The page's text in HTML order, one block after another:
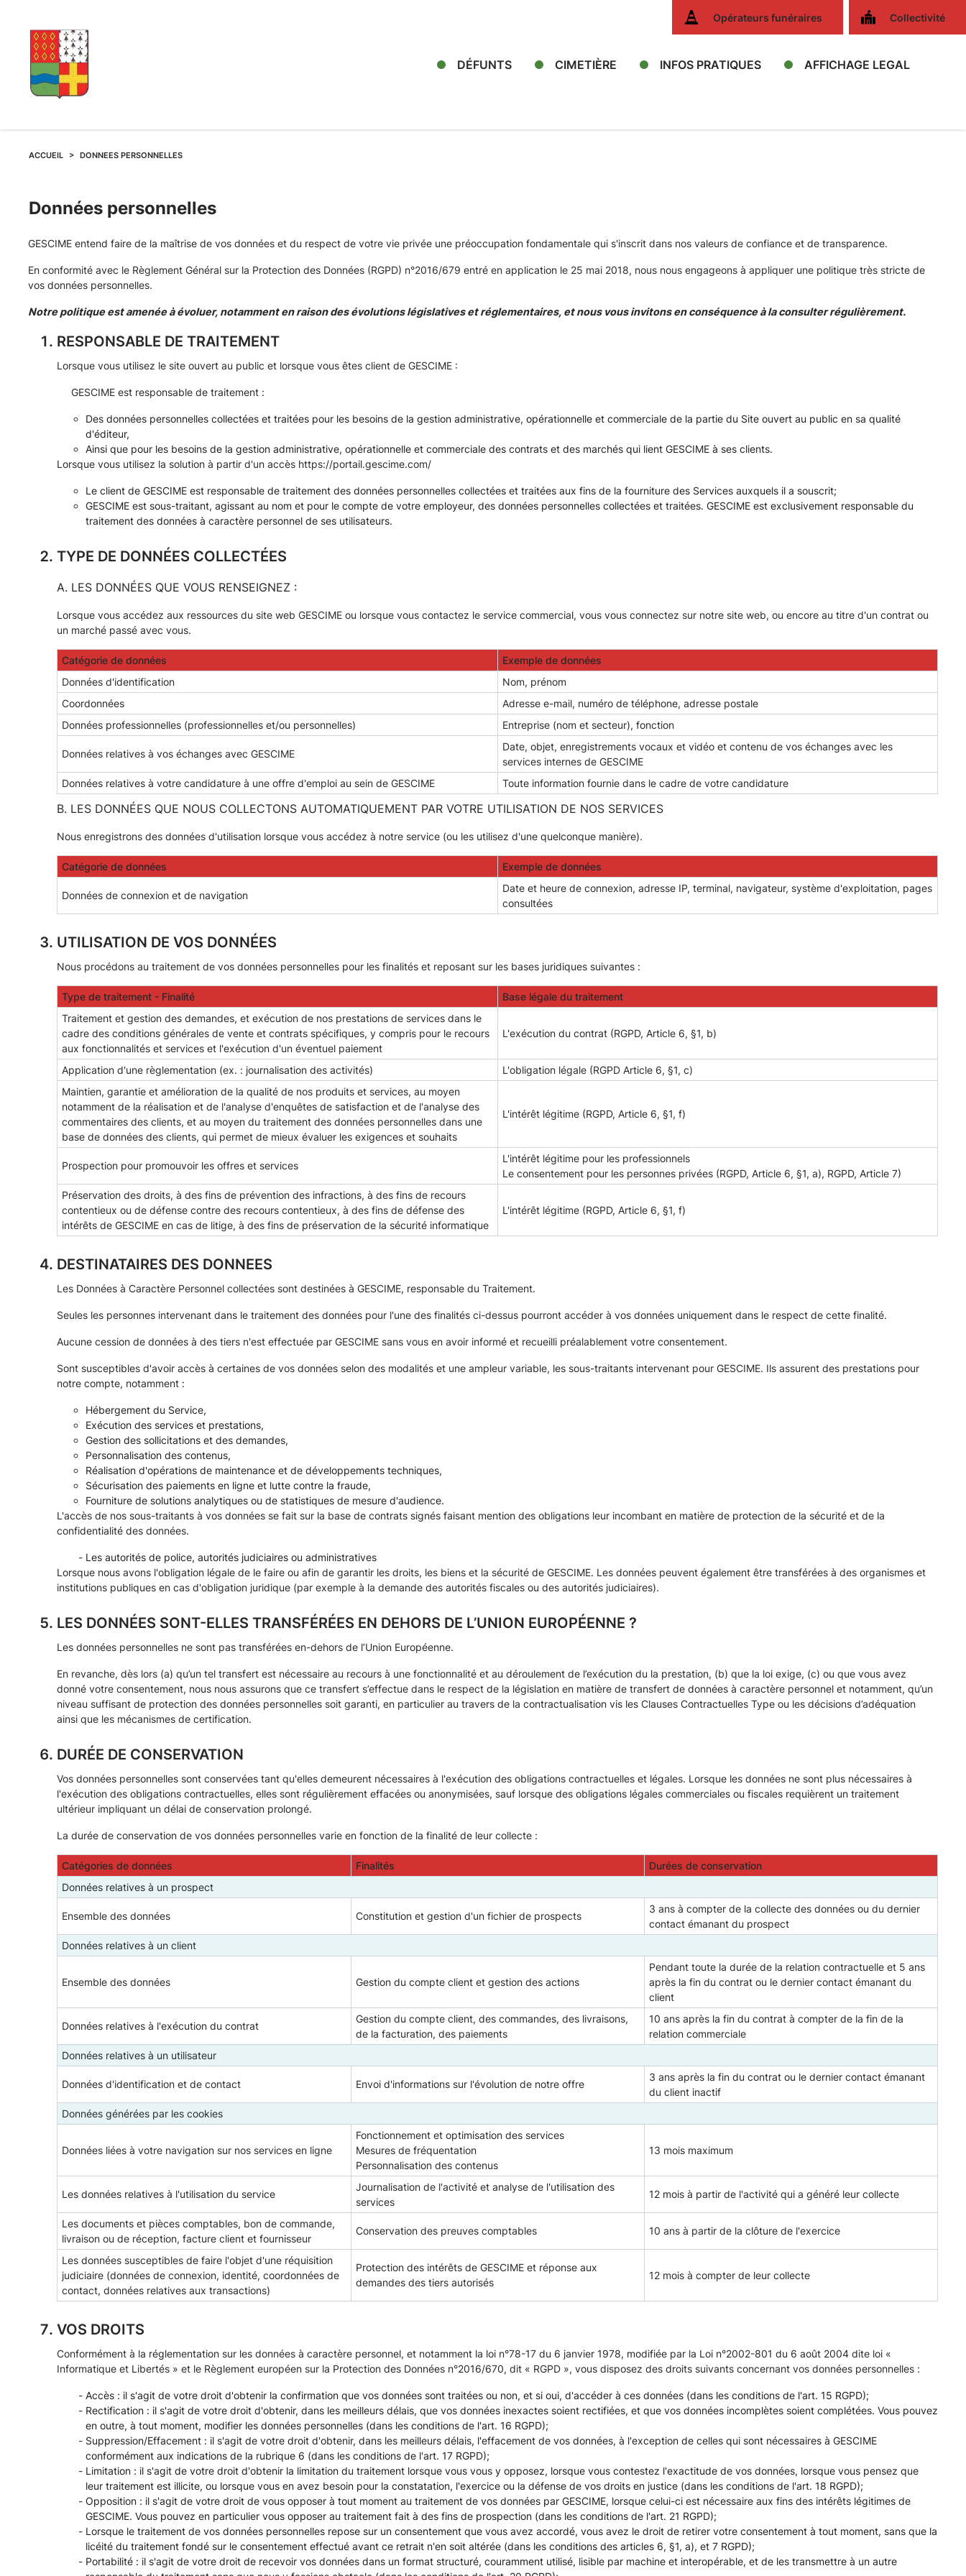
Opérateurs funéraires Collectivité
DÉFUNTS CIMETIÈRE INFOS PRATIQUES AFFICHAGE LEGAL
ACCUEIL DONNEES PERSONNELLES
Données personnelles
GESCIME entend faire de la maîtrise de vos données et du respect de votre vie privée une préoccupation fondamentale qui s'inscrit dans nos valeurs de confiance et de transparence.
En conformité avec le Règlement Général sur la Protection des Données (RGPD) n°2016/679 entré en application le 25 mai 2018, nous nous engageons à appliquer une politique très stricte de
vos données personnelles.
Notre politique est amenée à évoluer, notamment en raison des évolutions législatives et réglementaires, et nous vous invitons en conséquence à la consulter régulièrement.
RESPONSABLE DE TRAITEMENT
Lorsque vous utilisez le site ouvert au public et lorsque vous êtes client de GESCIME :
GESCIME est responsable de traitement :
Des données personnelles collectées et traitées pour les besoins de la gestion administrative, opérationnelle et commerciale de la partie du Site ouvert au public en sa qualité
d'éditeur,
Ainsi que pour les besoins de la gestion administrative, opérationnelle et commerciale des contrats et des marchés qui lient GESCIME à ses clients.
Lorsque vous utilisez la solution à partir d'un accès https://portail.gescime.com/
Le client de GESCIME est responsable de traitement des données personnelles collectées et traitées aux fins de la fourniture des Services auxquels il a souscrit;
GESCIME est sous-traitant, agissant au nom et pour le compte de votre employeur, des données personnelles collectées et traitées. GESCIME est exclusivement responsable du
traitement des données à caractère personnel de ses utilisateurs.
TYPE DE DONNÉES COLLECTÉES
A. LES DONNÉES QUE VOUS RENSEIGNEZ :
Lorsque vous accédez aux ressources du site web GESCIME ou lorsque vous contactez le service commercial, vous vous connectez sur notre site web, ou encore au titre d'un contrat ou
un marché passé avec vous.
Catégorie de données
Exemple de données
Données d'identification
Nom, prénom
Coordonnées
Adresse e-mail, numéro de téléphone, adresse postale
Données professionnelles (professionnelles et/ou personnelles)
Entreprise (nom et secteur), fonction
Données relatives à vos échanges avec GESCIME
Date, objet, enregistrements vocaux et vidéo et contenu de vos échanges avec les
services internes de GESCIME
Données relatives à votre candidature à une offre d'emploi au sein de GESCIME
Toute information fournie dans le cadre de votre candidature
B. LES DONNÉES QUE NOUS COLLECTONS AUTOMATIQUEMENT PAR VOTRE UTILISATION DE NOS SERVICES
Nous enregistrons des données d'utilisation lorsque vous accédez à notre service (ou les utilisez d'une quelconque manière).
Catégorie de données Exemple de données
Données de connexion et de navigation
Date et heure de connexion, adresse IP, terminal, navigateur, système d'exploitation, pages
consultées
UTILISATION DE VOS DONNÉES
Nous procédons au traitement de vos données personnelles pour les finalités et reposant sur les bases juridiques suivantes :
Type de traitement - Finalité
Base légale du traitement
Traitement et gestion des demandes, et exécution de nos prestations de services dans le
cadre des conditions générales de vente et contrats spécifiques, y compris pour le recours
aux fonctionnalités et services et l'exécution d'un éventuel paiement
L'exécution du contrat (RGPD, Article 6, §1, b)
Application d'une règlementation (ex. : journalisation des activités)
L'obligation légale (RGPD Article 6, §1, c)
Maintien, garantie et amélioration de la qualité de nos produits et services, au moyen
notamment de la réalisation et de l'analyse d'enquêtes de satisfaction et de l'analyse des
commentaires des clients, et au moyen du traitement des données personnelles dans une
base de données des clients, qui permet de mieux évaluer les exigences et souhaits
L'intérêt légitime (RGPD, Article 6, §1, f)
Prospection pour promouvoir les offres et services
L'intérêt légitime pour les professionnels
Le consentement pour les personnes privées (RGPD, Article 6, §1, a), RGPD, Article 7)
Préservation des droits, à des fins de prévention des infractions, à des fins de recours
contentieux ou de défense contre des recours contentieux, à des fins de défense des
intérêts de GESCIME en cas de litige, à des fins de préservation de la sécurité informatique
L'intérêt légitime (RGPD, Article 6, §1, f)
DESTINATAIRES DES DONNEES
Les Données à Caractère Personnel collectées sont destinées à GESCIME, responsable du Traitement.
Seules les personnes intervenant dans le traitement des données pour l'une des finalités ci-dessus pourront accéder à vos données uniquement dans le respect de cette finalité.
Aucune cession de données à des tiers n'est effectuée par GESCIME sans vous en avoir informé et recueilli préalablement votre consentement.
Sont susceptibles d'avoir accès à certaines de vos données selon des modalités et une ampleur variable, les sous-traitants intervenant pour GESCIME. Ils assurent des prestations pour
notre compte, notamment :
Hébergement du Service,
Exécution des services et prestations,
Gestion des sollicitations et des demandes,
Personnalisation des contenus,
Réalisation d'opérations de maintenance et de développements techniques,
Sécurisation des paiements en ligne et lutte contre la fraude,
Fourniture de solutions analytiques ou de statistiques de mesure d'audience.
L'accès de nos sous-traitants à vos données se fait sur la base de contrats signés faisant mention des obligations leur incombant en matière de protection de la sécurité et de la
confidentialité des données.
Les autorités de police, autorités judiciaires ou administratives
Lorsque nous avons l'obligation légale de le faire ou afin de garantir les droits, les biens et la sécurité de GESCIME. Les données peuvent également être transférées à des organismes et
institutions publiques en cas d'obligation juridique (par exemple à la demande des autorités fiscales ou des autorités judiciaires).
LES DONNÉES SONT-ELLES TRANSFÉRÉES EN DEHORS DE L’UNION EUROPÉENNE ?
Les données personnelles ne sont pas transférées en-dehors de l’Union Européenne.
En revanche, dès lors (a) qu’un tel transfert est nécessaire au recours à une fonctionnalité et au déroulement de l’exécution du la prestation, (b) que la loi exige, (c) ou que vous avez
donné votre consentement, nous nous assurons que ce transfert s’effectue dans le respect de la législation en matière de transfert de données à caractère personnel et notamment, qu’un
niveau suffisant de protection des données personnelles soit garanti, en particulier au travers de la contractualisation vis les Clauses Contractuelles Type ou les décisions d’adéquation
ainsi que les mécanismes de certification.
DURÉE DE CONSERVATION
Vos données personnelles sont conservées tant qu'elles demeurent nécessaires à l'exécution des obligations contractuelles et légales. Lorsque les données ne sont plus nécessaires à
l'exécution des obligations contractuelles, elles sont régulièrement effacées ou anonymisées, sauf lorsque des obligations légales commerciales ou fiscales requièrent un traitement
ultérieur impliquant un délai de conservation prolongé.
La durée de conservation de vos données personnelles varie en fonction de la finalité de leur collecte :
Catégories de données Finalités
Durées de conservation
Données relatives à un prospect
Ensemble des données Constitution et gestion d'un fichier de prospects
3 ans à compter de la collecte des données ou du dernier
contact émanant du prospect
Données relatives à un client
Ensemble des données Gestion du compte client et gestion des actions
Pendant toute la durée de la relation contractuelle et 5 ans
après la fin du contrat ou le dernier contact émanant du
client
Données relatives à l'exécution du contrat
Gestion du compte client, des commandes, des livraisons,
de la facturation, des paiements
10 ans après la fin du contrat à compter de la fin de la
relation commerciale
Données relatives à un utilisateur
Données d'identification et de contact Envoi d'informations sur l'évolution de notre offre
3 ans après la fin du contrat ou le dernier contact émanant
du client inactif
Données générées par les cookies
Données liées à votre navigation sur nos services en ligne
Fonctionnement et optimisation des services
Mesures de fréquentation
Personnalisation des contenus
13 mois maximum
Les données relatives à l'utilisation du service
Journalisation de l'activité et analyse de l'utilisation des
services
12 mois à partir de l'activité qui a généré leur collecte
Les documents et pièces comptables, bon de commande,
livraison ou de réception, facture client et fournisseur
Conservation des preuves comptables 10 ans à partir de la clôture de l'exercice
Les données susceptibles de faire l'objet d'une réquisition
judiciaire (données de connexion, identité, coordonnées de
contact, données relatives aux transactions)
Protection des intérêts de GESCIME et réponse aux
demandes des tiers autorisés
12 mois à compter de leur collecte
VOS DROITS
Conformément à la réglementation sur les données à caractère personnel, et notamment la loi n°78-17 du 6 janvier 1978, modifiée par la Loi n°2002-801 du 6 août 2004 dite loi «
Informatique et Libertés » et le Règlement européen sur la Protection des Données n°2016/670, dit « RGPD », vous disposez des droits suivants concernant vos données personnelles :
Accès : il s'agit de votre droit d'obtenir la confirmation que vos données sont traitées ou non, et si oui, d'accéder à ces données (dans les conditions de l'art. 15 RGPD);
Rectification : il s'agit de votre droit d'obtenir, dans les meilleurs délais, que vos données inexactes soient rectifiées, et que vos données incomplètes soient complétées. Vous pouvez
en outre, à tout moment, modifier les données personnelles (dans les conditions de l'art. 16 RGPD);
Suppression/Effacement : il s'agit de votre droit d'obtenir, dans les meilleurs délais, l'effacement de vos données, à l'exception de celles qui sont nécessaires à GESCIME
conformément aux indications de la rubrique 6 (dans les conditions de l'art. 17 RGPD);
Limitation : il s'agit de votre droit d'obtenir la limitation du traitement lorsque vous vous y opposez, lorsque vous contestez l'exactitude de vos données, lorsque vous pensez que
leur traitement est illicite, ou lorsque vous en avez besoin pour la constatation, l'exercice ou la défense de vos droits en justice (dans les conditions de l'art. 18 RGPD);
Opposition : il s'agit de votre droit de vous opposer à tout moment au traitement de vos données par GESCIME, lorsque celui-ci est nécessaire aux fins des intérêts légitimes de
GESCIME. Vous pouvez en particulier vous opposer au traitement fait à des fins de prospection (dans les conditions de l'art. 21 RGPD);
Lorsque le traitement de vos données personnelles repose sur un consentement que vous avez accordé, vous avez le droit de retirer votre consentement à tout moment, sans que la
licéité du traitement fondé sur le consentement effectué avant ce retrait n'en soit altérée (dans les conditions des articles 6, §1, a), et 7 RGPD);
Portabilité : il s'agit de votre droit de recevoir vos données dans un format structuré, couramment utilisé, lisible par machine et interopérable, et de les transmettre à un autre